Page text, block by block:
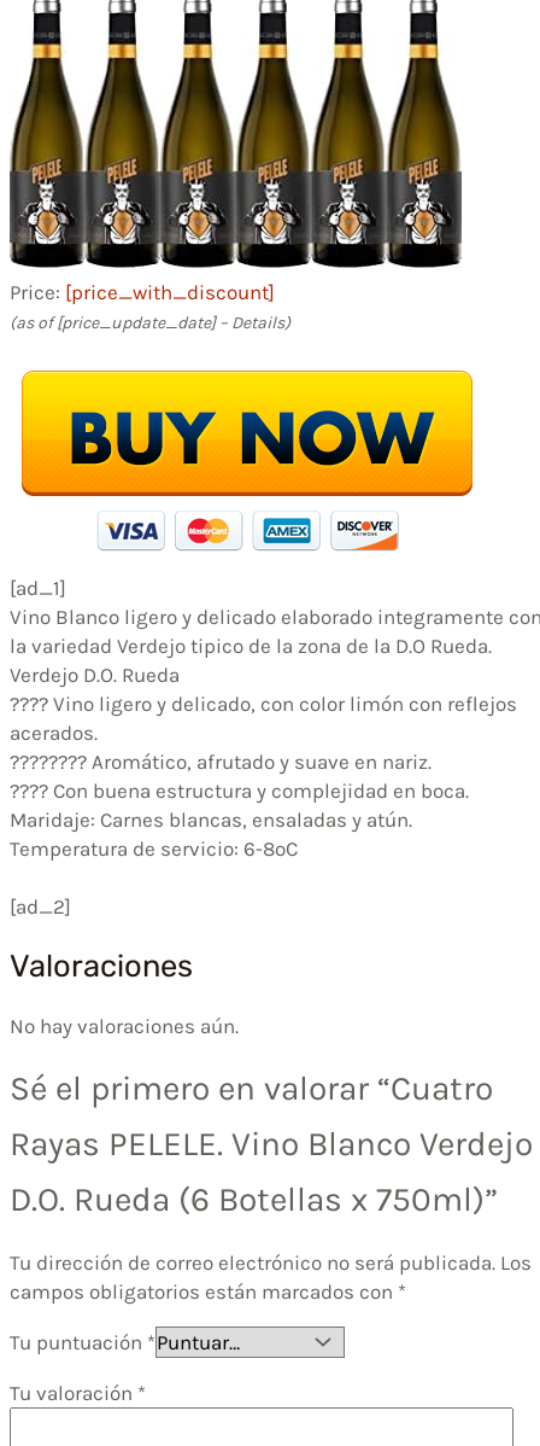
Price: [price_with_discount]
(as of [price_update_date] – Details)
[ad_1]
Vino Blanco ligero y delicado elaborado integramente
la variedad Verdejo tipico de la zona de la D.O Rueda.
Verdejo D.O. Rueda
???? Vino ligero y delicado, con color limón con reflejos
acerados.
???????? Aromático, afrutado y suave en nariz.
???? Con buena estructura y complejidad en boca.
Maridaje: Carnes blancas, ensaladas y atún.
Temperatura de servicio: 6-8ºC
[ad_2]
Valoraciones
No hay valoraciones aún.
Sé el primero en valorar “Cuatro
Rayas PELELE. Vino Blanco Verdejo
D.O. Rueda (6 Botellas x 750ml)”
Tu dirección de correo electrónico no será publicada. Los
campos obligatorios están marcados con *
Tu puntuación *
Tu valoración *